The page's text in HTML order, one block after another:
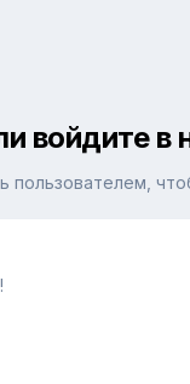
войдите
пользователем,